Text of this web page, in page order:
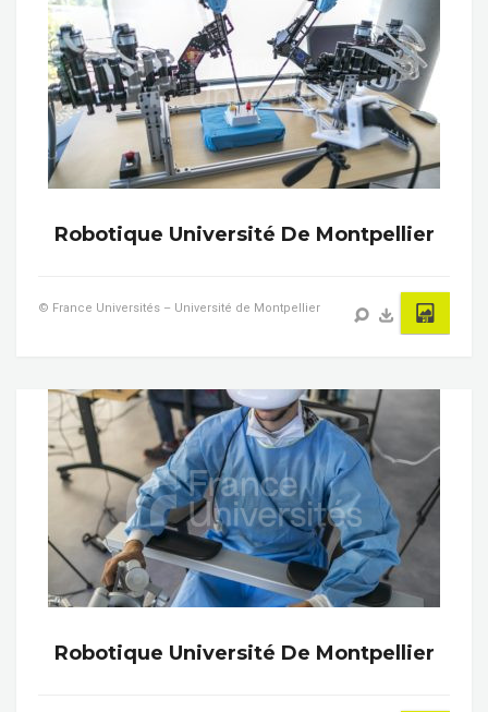
Robotique Université De Montpellier
© France Universités – Université de Montpellier
Robotique Université De Montpellier